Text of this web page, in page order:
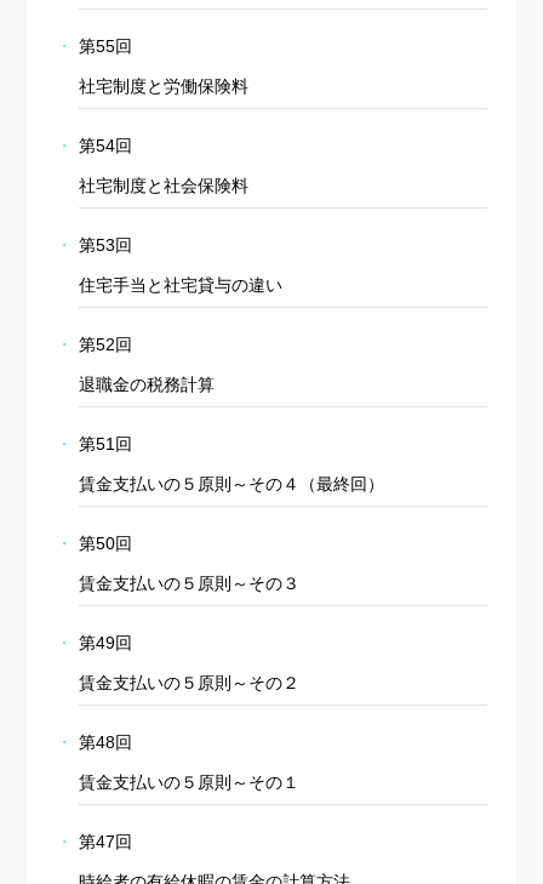
第55回
社宅制度と労働保険料
第54回
社宅制度と社会保険料
第53回
住宅手当と社宅貸与の違い
第52回
退職金の税務計算
第51回
賃金支払いの５原則～その４（最終回）
第50回
賃金支払いの５原則～その３
第49回
賃金支払いの５原則～その２
第48回
賃金支払いの５原則～その１
第47回